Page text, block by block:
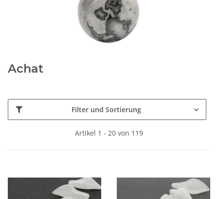
Achat
Filter und Sortierung
Artikel 1 - 20 von 119